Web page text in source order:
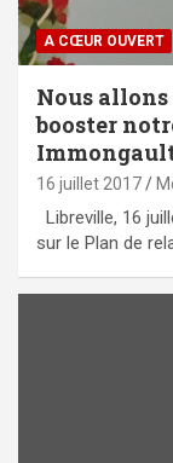
A CŒUR OUVERT
Nous
booster
16 juillet 2017
Libreville, 16
sur le Plan de